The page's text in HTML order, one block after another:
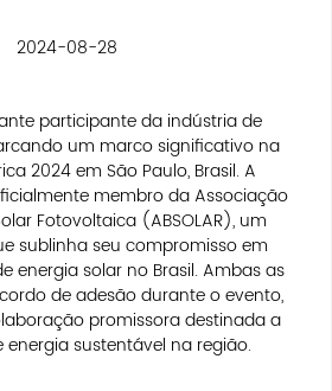
2024-08-28
participante da indústria de
um marco significativo na
2024 em São Paulo, Brasil. A
membro da Associação
Fotovoltaica (ABSOLAR), um
sublinha seu compromisso em
energia solar no Brasil. Ambas as
de adesão durante o evento,
promissora destinada a
sustentável na região.